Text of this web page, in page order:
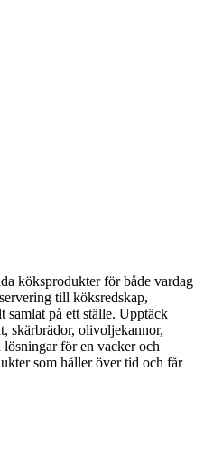
köksprodukter för både vardag
till köksredskap,
på ett ställe. Upptäck
skärbrädor, olivoljekannor,
för en vacker och
som håller över tid och får